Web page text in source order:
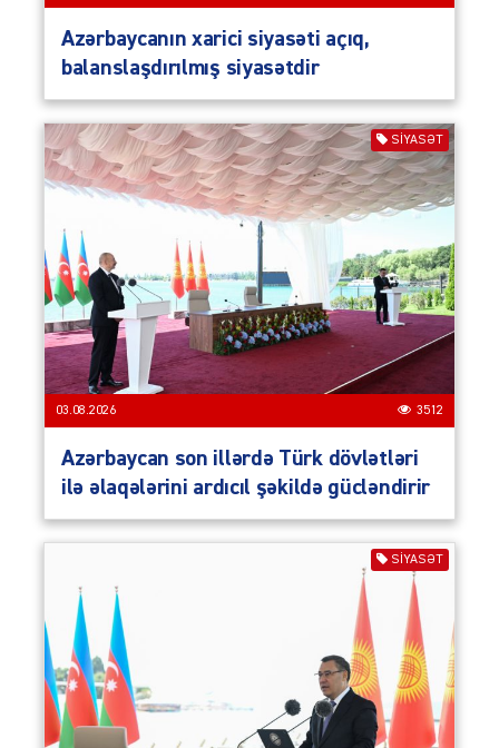
Azərbaycanın xarici siyasəti açıq,
balanslaşdırılmış siyasətdir
SIYASƏT
03.08.2026 3512
Azərbaycan son illərdə Türk dövlətləri
ilə əlaqələrini ardıcıl şəkildə gücləndirir
SIYASƏT